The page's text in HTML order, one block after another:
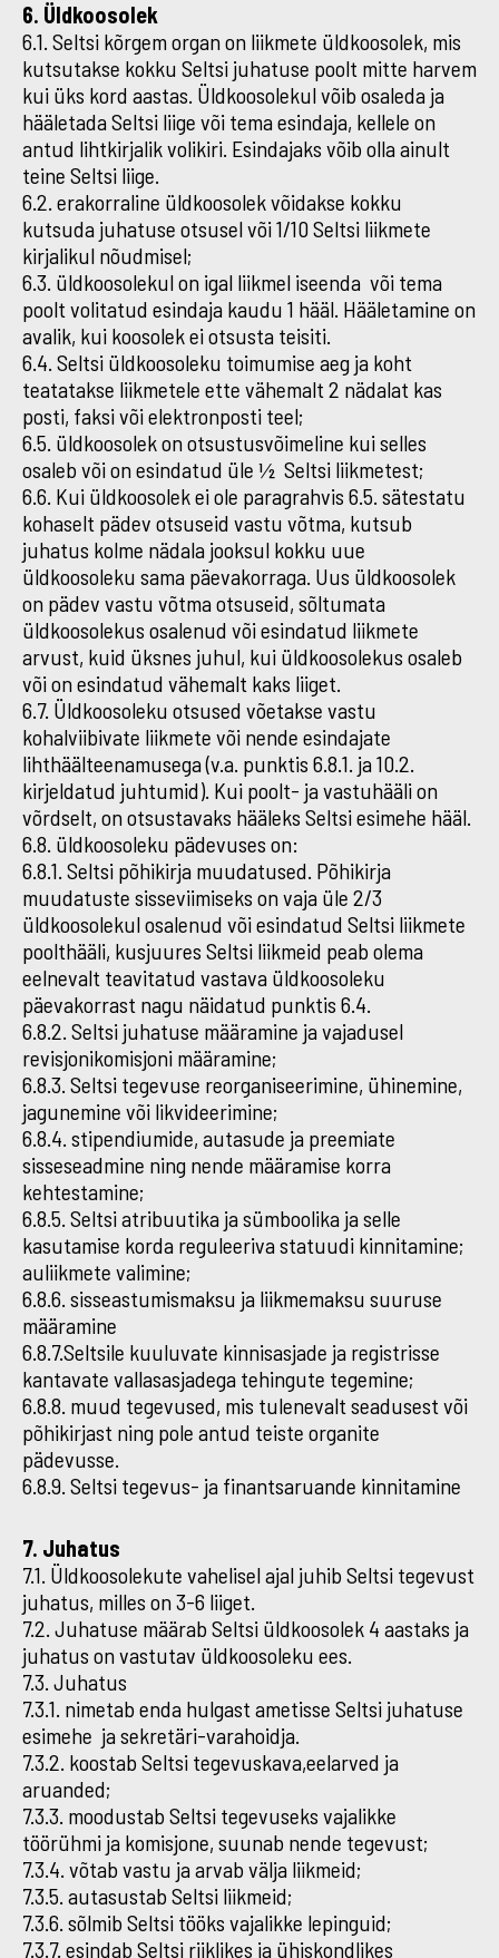
6. Üldkoosolek
6.1. Seltsi kõrgem organ on liikmete üldkoosolek, mis
kutsutakse kokku Seltsi juhatuse poolt mitte harvem
kui üks kord aastas. Üldkoosolekul võib osaleda ja
hääletada Seltsi liige või tema esindaja, kellele on
antud lihtkirjalik volikiri. Esindajaks võib olla ainult
teine Seltsi liige.
6.2. erakorraline üldkoosolek võidakse kokku
kutsuda juhatuse otsusel või 1/10 Seltsi liikmete
kirjalikul nõudmisel;
6.3. üldkoosolekul on igal liikmel iseenda või tema
poolt volitatud esindaja kaudu 1 hääl. Hääletamine on
avalik, kui koosolek ei otsusta teisiti.
6.4. Seltsi üldkoosoleku toimumise aeg ja koht
teatatakse liikmetele ette vähemalt 2 nädalat kas
posti, faksi või elektronposti teel;
6.5. üldkoosolek on otsustusvõimeline kui selles
osaleb või on esindatud üle ½ Seltsi liikmetest;
6.6. Kui üldkoosolek ei ole paragrahvis 6.5. sätestatu
kohaselt pädev otsuseid vastu võtma, kutsub
juhatus kolme nädala jooksul kokku uue
üldkoosoleku sama päevakorraga. Uus üldkoosolek
on pädev vastu võtma otsuseid, sõltumata
üldkoosolekus osalenud või esindatud liikmete
arvust, kuid üksnes juhul, kui üldkoosolekus osaleb
või on esindatud vähemalt kaks liiget.
6.7. Üldkoosoleku otsused võetakse vastu
kohalviibivate liikmete või nende esindajate
lihthäälteenamusega (v.a. punktis 6.8.1. ja 10.2.
kirjeldatud juhtumid). Kui poolt- ja vastuhääli on
võrdselt, on otsustavaks hääleks Seltsi esimehe hääl.
6.8. üldkoosoleku pädevuses on:
6.8.1. Seltsi põhikirja muudatused. Põhikirja
muudatuste sisseviimiseks on vaja üle 2/3
üldkoosolekul osalenud või esindatud Seltsi liikmete
poolthääli, kusjuures Seltsi liikmeid peab olema
eelnevalt teavitatud vastava üldkoosoleku
päevakorrast nagu näidatud punktis 6.4.
6.8.2. Seltsi juhatuse määramine ja vajadusel
revisjonikomisjoni määramine;
6.8.3. Seltsi tegevuse reorganiseerimine, ühinemine,
jagunemine või likvideerimine;
6.8.4. stipendiumide, autasude ja preemiate
sisseseadmine ning nende määramise korra
kehtestamine;
6.8.5. Seltsi atribuutika ja sümboolika ja selle
kasutamise korda reguleeriva statuudi kinnitamine;
auliikmete valimine;
6.8.6. sisseastumismaksu ja liikmemaksu suuruse
määramine
6.8.7.Seltsile kuuluvate kinnisasjade ja registrisse
kantavate vallasasjadega tehingute tegemine;
6.8.8. muud tegevused, mis tulenevalt seadusest või
põhikirjast ning pole antud teiste organite
pädevusse.
6.8.9. Seltsi tegevus- ja finantsaruande kinnitamine
7. Juhatus
7.1. Üldkoosolekute vahelisel ajal juhib Seltsi tegevust
juhatus, milles on 3-6 liiget.
7.2. Juhatuse määrab Seltsi üldkoosolek 4 aastaks ja
juhatus on vastutav üldkoosoleku ees.
7.3. Juhatus
7.3.1. nimetab enda hulgast ametisse Seltsi juhatuse
esimehe ja sekretäri-varahoidja.
7.3.2. koostab Seltsi tegevuskava,eelarved ja
aruanded;
7.3.3. moodustab Seltsi tegevuseks vajalikke
töörühmi ja komisjone, suunab nende tegevust;
7.3.4. võtab vastu ja arvab välja liikmeid;
7.3.5. autasustab Seltsi liikmeid;
7.3.6. sõlmib Seltsi tööks vajalikke lepinguid;
7.3.7. esindab Seltsi riiklikes ja ühiskondlikes